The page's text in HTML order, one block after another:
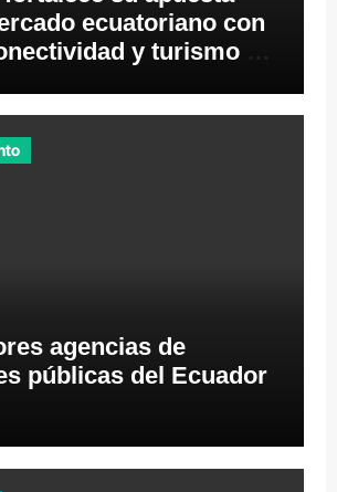
ecuatoriano con
y turismo de
agencias de
públicas del Ecuador